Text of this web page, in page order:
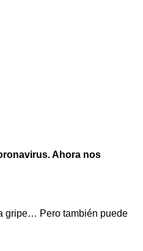
Ahora nos
gripe… Pero también puede